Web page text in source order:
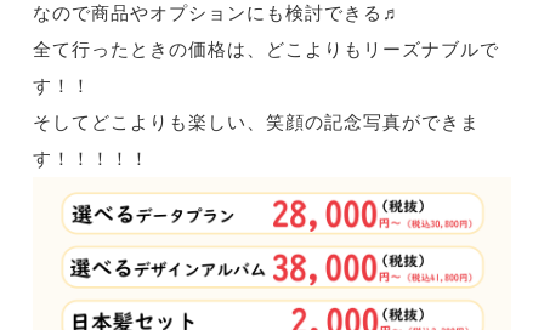
なので商品やオプションにも検討できる♬
全て行ったときの価格は、どこよりもリーズナブルで
す！！
そしてどこよりも楽しい、笑顔の記念写真ができま
す！！！！！